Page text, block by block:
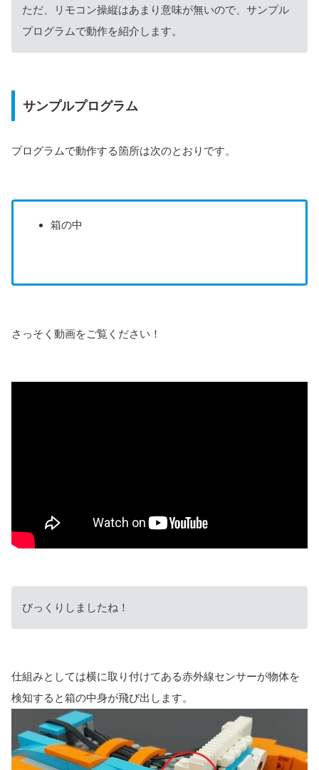
ただ、リモコン操縦はあまり意味が無いので、サンプル
プログラムで動作を紹介します。
サンプルプログラム
プログラムで動作する箇所は次のとおりです。
箱の中
さっそく動画をご覧ください！
びっくりしましたね！
仕組みとしては横に取り付けてある赤外線センサーが物体を
検知すると箱の中身が飛び出します。